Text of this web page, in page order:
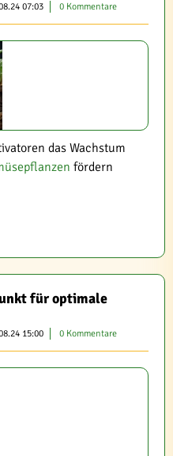
07:03 0 Kommentare
das Wachstum
fördern
für optimale
15:00 0 Kommentare